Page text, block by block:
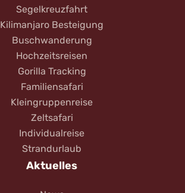
Segelkreuzfahrt
Kilimanjaro Besteigung
Buschwanderung
Hochzeitsreisen
Gorilla Tracking
Familiensafari
Kleingruppenreise
Zeltsafari
Individualreise
Strandurlaub
Aktuelles